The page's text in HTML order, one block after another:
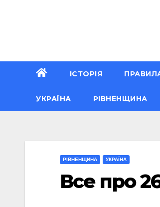
ІСТОРІЯ
УКРАЇНА РІВНЕНЩИНА
РІВНЕНЩИНА УКРАЇНА
Все про